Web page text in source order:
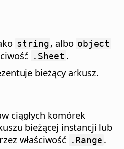
string , albo object
.Sheet .
bieżący arkusz.
ciągłych komórek
bieżącej instancji lub
właściwość .Range .